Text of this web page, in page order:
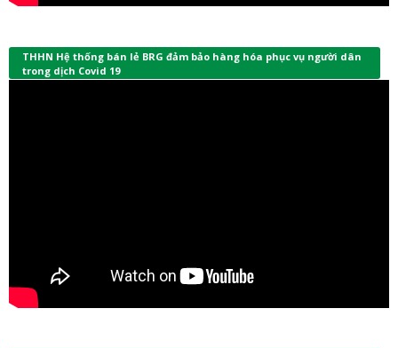
THHN Hệ thống bán lẻ BRG đảm bảo hàng hóa phục vụ người dân
trong dịch Covid 19